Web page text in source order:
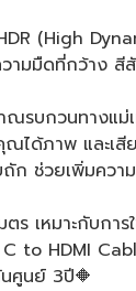
(High
ามมืดที่กว้าง สี
บกวนทางแม่เ
ณได้ภาพ และเสี
ช่วยเพิ่มความ
ร เหมาะกับการ
to HDMI
ศูนย์ 3ปี🔶